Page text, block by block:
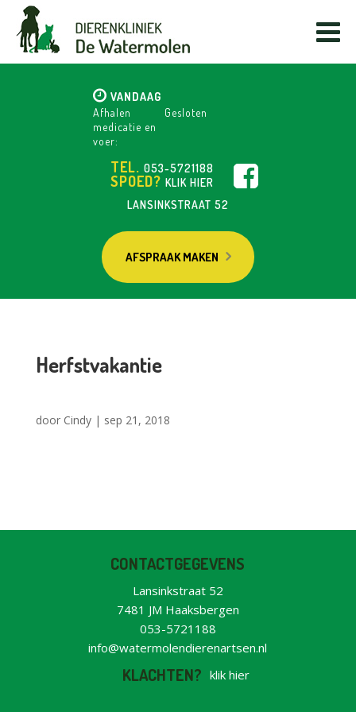
VANDAAG
Afhalen
medicatie en
voer:
Gesloten
TEL. 053-5721188
SPOED? KLIK HIER
LANSINKSTRAAT 52
AFSPRAAK MAKEN
Herfstvakantie
door Cindy| sep 21, 2018
CONTACTGEGEVENS
Lansinkstraat 52
7481 JM Haaksbergen
053-5721188
info@watermolendierenartsen.nl
KLACHTEN? klik hier